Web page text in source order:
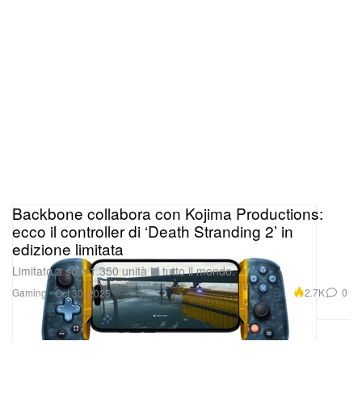
Gaming
Backbone collabora con Kojima Productions:
ecco il controller di ‘Death Stranding 2’ in
edizione limitata
Limitato a sole 1.350 unità in tutto il mondo.
Oct 30, 2025 2.7K 0